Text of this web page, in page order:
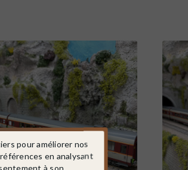
pour améliorer nos
en analysant
à son